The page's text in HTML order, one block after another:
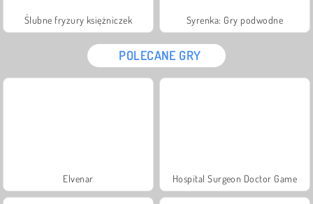
Ślubne fryzury księżniczek Syrenka: Gry podwodne
POLECANE GRY
Elvenar Hospital Surgeon Doctor Game